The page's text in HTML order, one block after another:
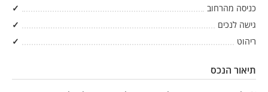
כניסה מהרחוב
✓
גישה לנכים
✓
ריהוט
✓
תיאור הנכס